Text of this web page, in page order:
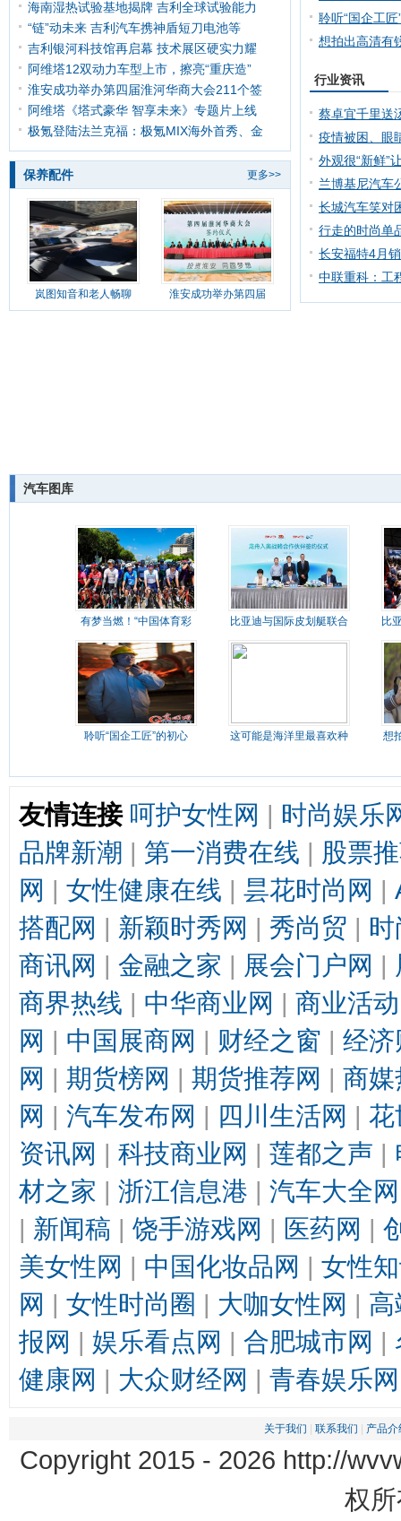
海南湿热试验基地揭牌 吉利全球试验能力
“链”动未来 吉利汽车携神盾短刀电池等
吉利银河科技馆再启幕 技术展区硬实力耀
阿维塔12双动力车型上市，擦亮“重庆造”
淮安成功举办第四届淮河华商大会211个签
阿维塔《塔式豪华 智享未来》专题片上线
极氪登陆法兰克福：极氪MIX海外首秀、金
更多>>
保养配件
岚图知音和老人畅聊 淮安成功举办第四届
元起，全系标
聆听“国企工
想拍出高清有
行业资讯
蔡卓宜千里送
空，取消约会
疫情被困、眼
个司机、被警
外观很“新鲜”
尚小钢炮江淮
兰博基尼汽车
术发布全新
长城汽车笑对
用的干就完了
行走的时尚单
玛莎拉蒂给出
长安福特4月
8%，迎来“小
中联重科：工
装待发乘风破
汽车图库
有梦当燃！“中国体育彩 比亚迪与国际皮划艇联合 比
聆听“国企工匠”的初心 这可能是海洋里最喜欢种 想
友情连接 呵护女性网 | 时尚娱乐
品牌新潮 | 第一消费在线 | 股票
网 | 女性健康在线 | 昙花时尚网 |
搭配网 | 新颖时秀网 | 秀尚贸 |
商讯网 | 金融之家 | 展会门户网 |
商界热线 | 中华商业网 | 商业活
网 | 中国展商网 | 财经之窗 | 经
网 | 期货榜网 | 期货推荐网 | 商
网 | 汽车发布网 | 四川生活网 | 花
资讯网 | 科技商业网 | 莲都之声 |
材之家 | 浙江信息港 | 汽车大全网
| 新闻稿 | 饶手游戏网 | 医药网 |
美女性网 | 中国化妆品网 | 女性
网 | 女性时尚圈 | 大咖女性网 |
报网 | 娱乐看点网 | 合肥城市网 |
健康网 | 大众财经网 | 青春娱乐网
关于我们 联系我们 产品介
Copyright 2015 - 2026 http://
权